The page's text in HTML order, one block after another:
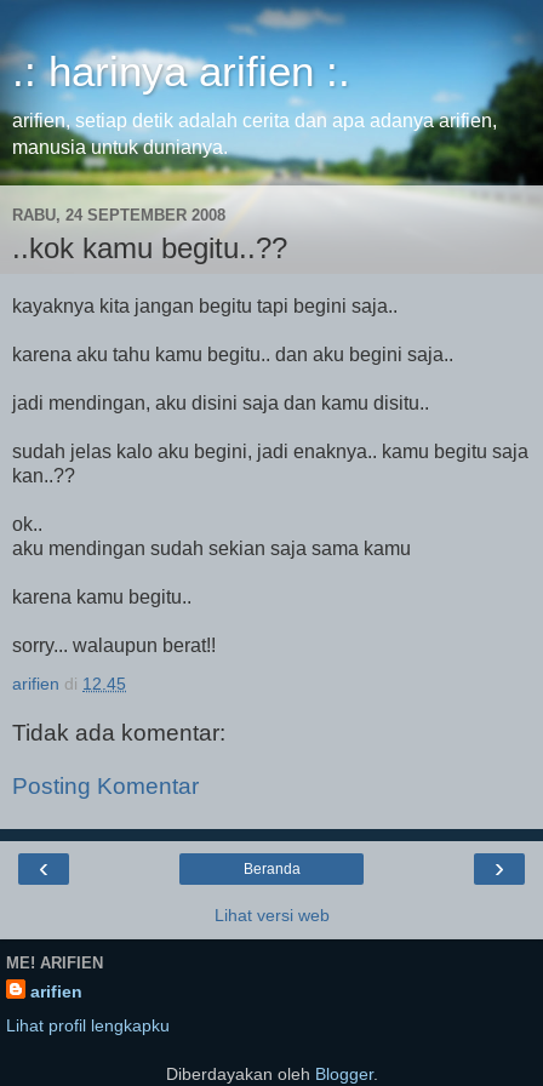
.: harinya arifien :.
arifien, setiap detik adalah cerita dan apa adanya arifien,
manusia untuk dunianya.
RABU, 24 SEPTEMBER 2008
..kok kamu begitu..??
kayaknya kita jangan begitu tapi begini saja..
karena aku tahu kamu begitu.. dan aku begini saja..
jadi mendingan, aku disini saja dan kamu disitu..
sudah jelas kalo aku begini, jadi enaknya.. kamu begitu saja
kan..??
ok..
aku mendingan sudah sekian saja sama kamu
karena kamu begitu..
sorry... walaupun berat!!
arifien di 12.45
Tidak ada komentar:
Posting Komentar
‹ ›
Beranda
Lihat versi web
ME! ARIFIEN
arifien
Lihat profil lengkapku
Diberdayakan oleh Blogger.